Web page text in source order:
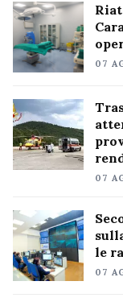
07
07
le
07